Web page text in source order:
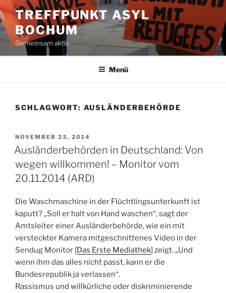
Zum
Inhalt
springen
TREFFPUNKT ASYL
BOCHUM
Gemeinsam aktiv
Menü
SCHLAGWORT: AUSLÄNDERBEHÖRDE
VERÖFFENTLICHT
AM
NOVEMBER 23, 2014
Ausländerbehörden in Deutschland: Von
wegen willkommen! – Monitor vom
20.11.2014 (ARD)
Die Waschmaschine in der Flüchtlingsunterkunft ist
kaputt? „Soll er halt von Hand waschen“, sagt der
Amtsleiter einer Ausländerbehörde, wie ein mit
versteckter Kamera mitgeschnittenes Video in der
Sendug Monitor [Das Erste Mediathek] zeigt. „Und
wenn ihm das alles nicht passt, kann er die
Bundesrepublik ja verlassen“.
Rassismus und willkürliche oder diskriminierende